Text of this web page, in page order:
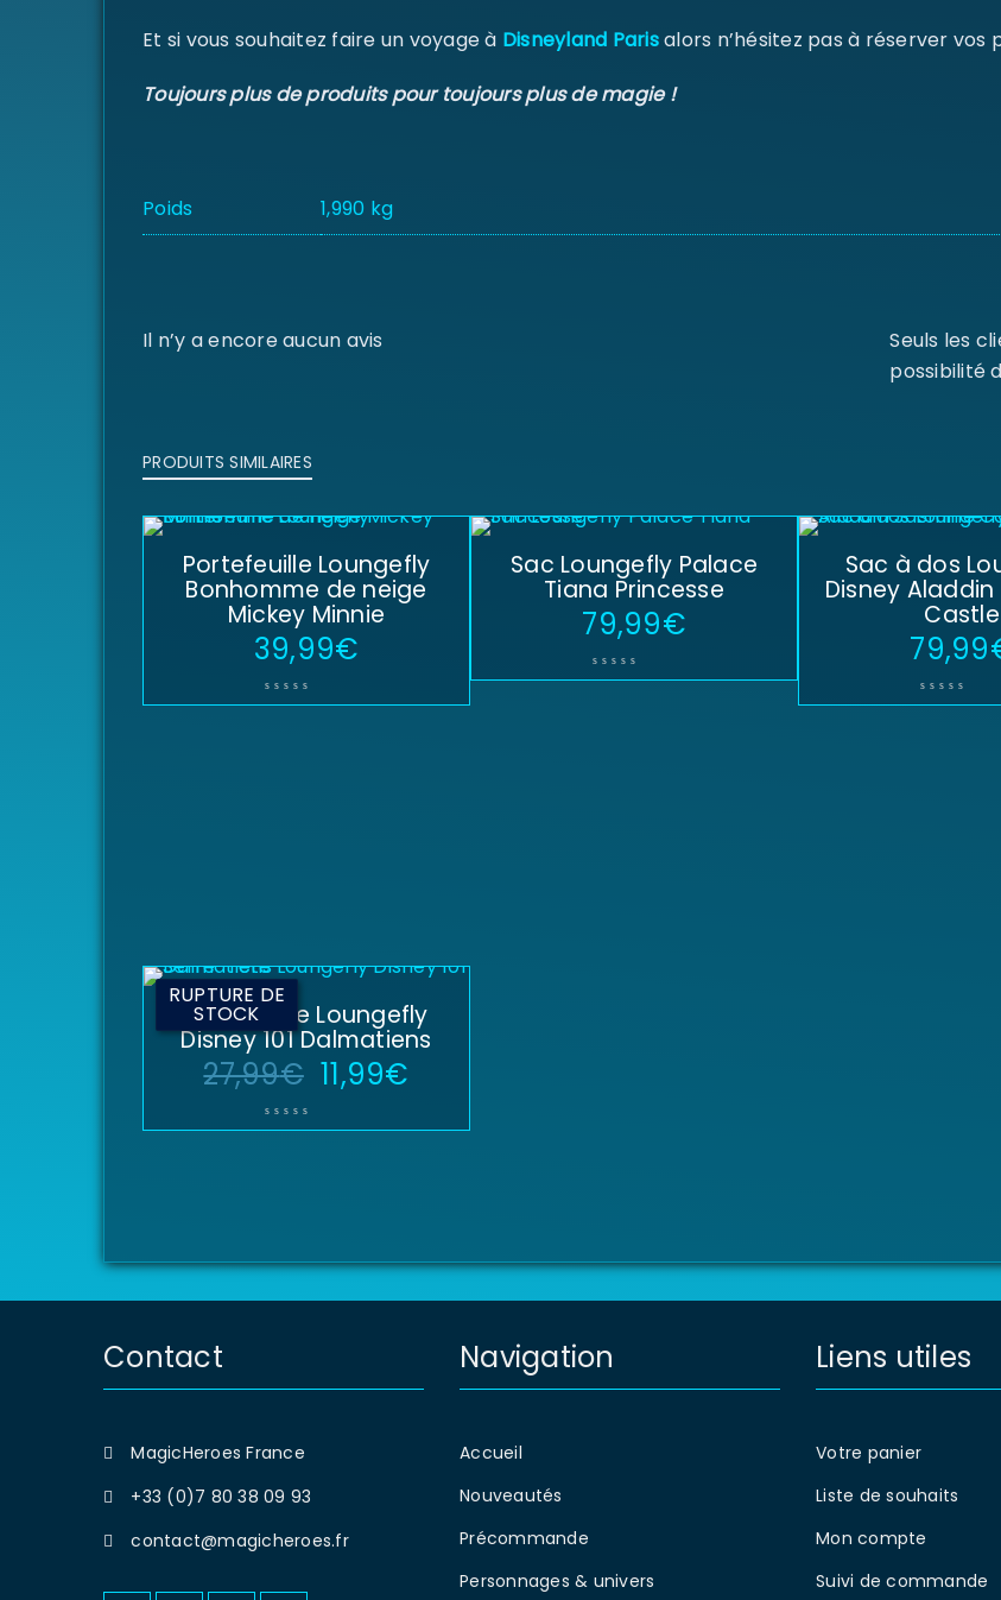
Et si vous souhaitez faire un voyage à Disneyland Parisalors n’hésitez pas à réserver vos
Toujours plus de produits pour toujours plus de magie !
Poids 1,990 kg
Il n’y a encore aucun avis
Seuls les
possibilité
PRODUITS SIMILAIRES
Portefeuille Loungefly
Bonhomme de neige
Mickey Minnie
39,99€
Sac Loungefly Palace
Tiana Princesse
79,99€
Sac à dos
Disney
Castle
79,99
RUPTURE DE
STOCK
Serre-Tête Loungefly
Disney 101 Dalmatiens
27,99€ 11,99€
Contact
MagicHeroes France
+33 (0)7 80 38 09 93
contact@magicheroes.fr
Navigation
Accueil
Nouveautés
Précommande
Personnages & univers
Liens utiles
Votre panier
Liste de souhaits
Mon compte
Suivi de commande